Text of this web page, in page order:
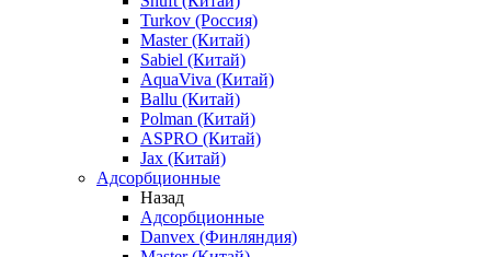
Turkov (Россия)
Master (Китай)
Sabiel (Китай)
AquaViva (Китай)
Ballu (Китай)
Polman (Китай)
ASPRO (Китай)
Jax (Китай)
Адсорбционные
Назад
Адсорбционные
Danvex (Финляндия)